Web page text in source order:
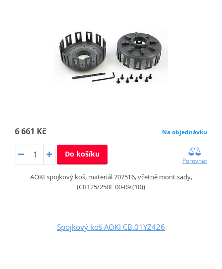
6 661 Kč Na objednávku
Do košíku
Porovnat
AOKI spojkový koš, materiál 7075T6, včetně mont.sady,
(CR125/250F 00-09 (10))
Spojkový koš AOKI CB.01YZ426